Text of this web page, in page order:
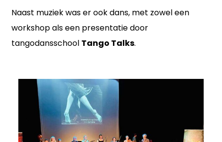
Naast muziek was er ook dans, met zowel een
workshop als een presentatie door
tangodansschool Tango Talks.